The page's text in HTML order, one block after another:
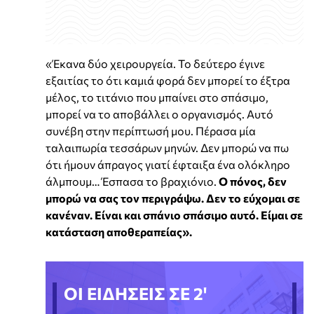
«Έκανα δύο χειρουργεία. Το δεύτερο έγινε
εξαιτίας το ότι καμιά φορά δεν μπορεί το έξτρα
μέλος, το τιτάνιο που μπαίνει στο σπάσιμο,
μπορεί να το αποβάλλει ο οργανισμός. Αυτό
συνέβη στην περίπτωσή μου. Πέρασα μία
ταλαιπωρία τεσσάρων μηνών. Δεν μπορώ να πω
ότι ήμουν άπραγος γιατί έφταιξα ένα ολόκληρο
άλμπουμ… Έσπασα το βραχιόνιο. Ο πόνος, δεν
μπορώ να σας τον περιγράψω. Δεν το εύχομαι σε
κανέναν. Είναι και σπάνιο σπάσιμο αυτό. Είμαι σε
κατάσταση αποθεραπείας».
ΟΙ ΕΙΔΗΣΕΙΣ ΣΕ 2'